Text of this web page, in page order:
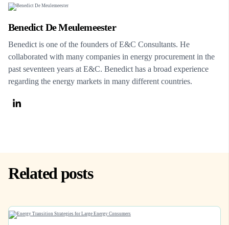
Benedict De Meulemeester
Benedict is one of the founders of E&C Consultants. He
collaborated with many companies in energy procurement in the
past seventeen years at E&C. Benedict has a broad experience
regarding the energy markets in many different countries.
Related posts